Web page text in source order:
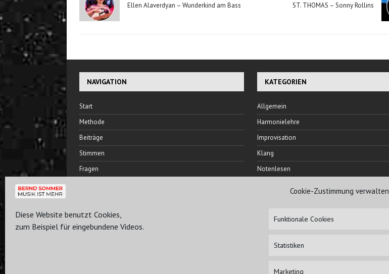
Cookie-Zustimmung verwalten
Diese Website benutzt Cookies,
zum Beispiel für eingebundene Videos.
Funktionale Cookies
Statistiken
Marketing
Ellen Alaverdyan – Wunderkind am Bass ST. THOMAS – Sonny Rollins
NAVIGATION
Start
Methode
Beiträge
Stimmen
Fragen
Freundeskreis
Plan
KATEGORIEN
Allgemein
Harmonielehre
Improvisation
Klang
Notenlesen
Veranstaltungen